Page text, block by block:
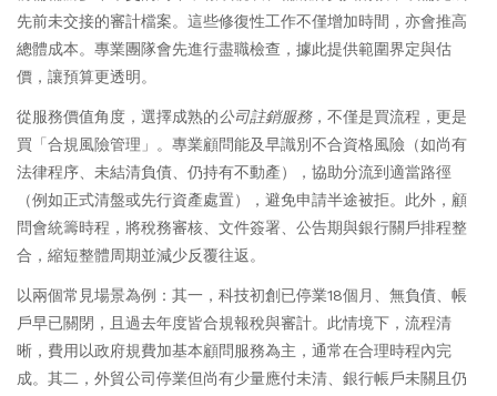
先前未交接的審計檔案。這些修復性工作不僅增加時間，亦會推高
總體成本。專業團隊會先進行盡職檢查，據此提供範圍界定與估
價，讓預算更透明。
從服務價值角度，選擇成熟的公司註銷服務，不僅是買流程，更是
買「合規風險管理」。專業顧問能及早識別不合資格風險（如尚有
法律程序、未結清負債、仍持有不動產），協助分流到適當路徑
（例如正式清盤或先行資產處置），避免申請半途被拒。此外，顧
問會統籌時程，將稅務審核、文件簽署、公告期與銀行關戶排程整
合，縮短整體周期並減少反覆往返。
以兩個常見場景為例：其一，科技初創已停業18個月、無負債、帳
戶早已關閉，且過去年度皆合規報稅與審計。此情境下，流程清
晰，費用以政府規費加基本顧問服務為主，通常在合理時程內完
成。其二，外貿公司停業但尚有少量應付未清、銀行帳戶未關且仍